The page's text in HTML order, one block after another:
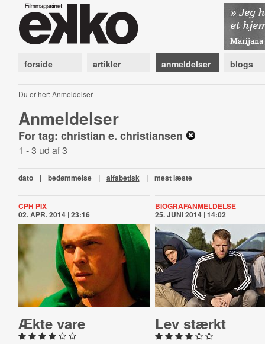
forside artikler anmeldelser blogs
Du er her:Anmeldelser
Anmeldelser
For tag: christian e. christiansen
1 - 3 ud af 3
dato | bedømmelse | alfabetisk | mest læste
CPH PIX
02. APR. 2014 | 23:16
Ækte vare
BIOGRAFANMELDELSE
25. JUNI 2014 | 14:02
Lev stærkt